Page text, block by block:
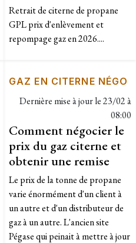
Retrait de citerne de propane
GPL prix d'enlèvement et
repompage gaz en 2026....
GAZ EN CITERNE NÉGO
Dernière mise à jour le23/02 à
08:00
Comment négocier le
prix du gaz citerne et
obtenir une remise
Le prix de la tonne de propane
varie énormément d'un client à
un autre et d'un distributeur de
gaz à un autre. L'ancien site
Pégase qui peinait à mettre à jour